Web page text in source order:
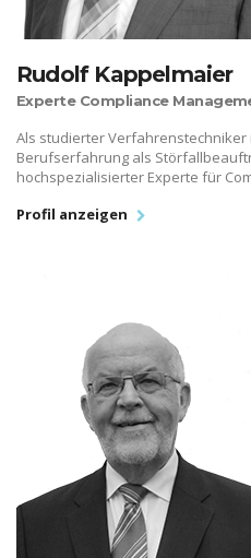
Rudolf Kappelmaier
Experte Compliance
Als studierter Verfahrenstechniker
Berufserfahrung als
hochspezialisierter Experte für
Profil anzeigen